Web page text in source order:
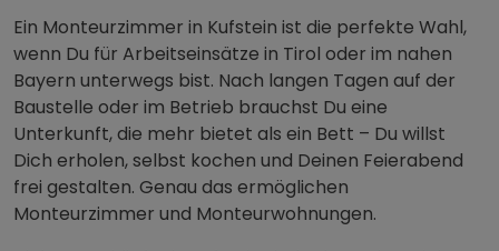
Ein Monteurzimmer in Kufstein ist die perfekte Wahl,
wenn Du für Arbeitseinsätze in Tirol oder im nahen
Bayern unterwegs bist. Nach langen Tagen auf der
Baustelle oder im Betrieb brauchst Du eine
Unterkunft, die mehr bietet als ein Bett – Du willst
Dich erholen, selbst kochen und Deinen Feierabend
frei gestalten. Genau das ermöglichen
Monteurzimmer und Monteurwohnungen.